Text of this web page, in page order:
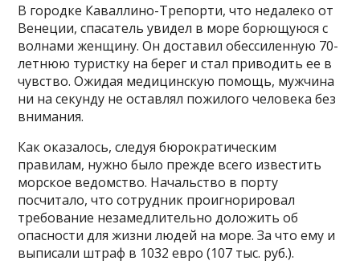
В городке Каваллино-Трепорти, что недалеко от
Венеции, спасатель увидел в море борющуюся с
волнами женщину. Он доставил обессиленную 70-
летнюю туристку на берег и стал приводить ее в
чувство. Ожидая медицинскую помощь, мужчина
ни на секунду не оставлял пожилого человека без
внимания.
Как оказалось, следуя бюрократическим
правилам, нужно было прежде всего известить
морское ведомство. Начальство в порту
посчитало, что сотрудник проигнорировал
требование незамедлительно доложить об
опасности для жизни людей на море. За что ему и
выписали штраф в 1032 евро (107 тыс. руб.).